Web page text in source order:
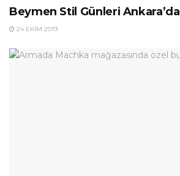
Beymen Stil Günleri Ankara’da
24 EKIM 2019